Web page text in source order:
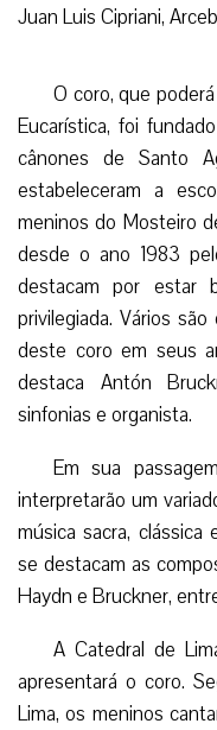
Juan Luis Cipriani,
O coro, que
Eucarística, foi
cânones de Santo
estabeleceram a
meninos do Mosteiro
desde o ano 1983
destacam por estar
privilegiada. Vários
deste coro em seus
destaca Antón
sinfonias e organista.
Em sua
interpretarão um
música sacra, clássica
se destacam as
Haydn e Bruckner,
A Catedral de
apresentará o coro.
Lima, os meninos